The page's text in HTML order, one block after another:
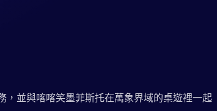
，並與喀喀笑墨菲斯托在萬象界域的桌遊裡一起